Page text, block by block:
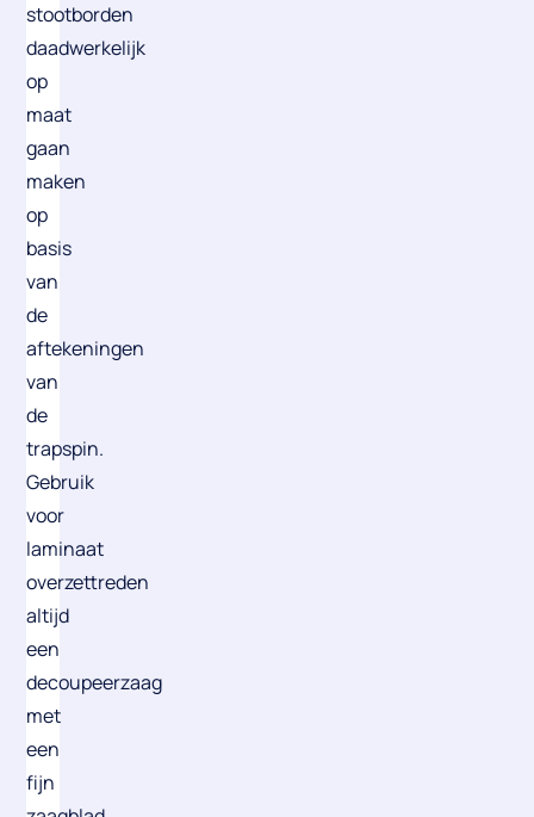
stootborden
daadwerkelijk
op
maat
gaan
maken
op
basis
van
de
aftekeningen
van
de
trapspin.
Gebruik
voor
laminaat
overzettreden
altijd
een
decoupeerzaag
met
een
fijn